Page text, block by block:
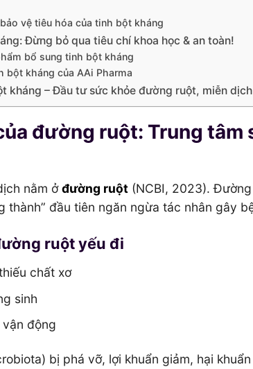
vệ tiêu hóa của tinh bột kháng
Đừng bỏ qua tiêu chí khoa học & an toàn!
bổ sung tinh bột kháng
bột kháng của AAi Pharma
kháng – Đầu tư sức khỏe đường ruột, miễn
đường ruột: Trung tâm
nằm ởđường ruột (NCBI, 2023).
thành” đầu tiên ngăn ngừa tác nhân gây
ruột yếu đi
chất xơ
sinh
động
bị phá vỡ, lợi khuẩn giảm, hại